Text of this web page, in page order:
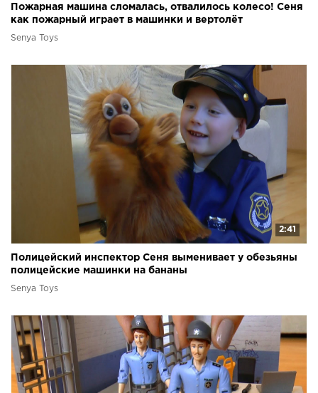
Пожарная машина сломалась, отвалилось колесо! Сеня
как пожарный играет в машинки и вертолёт
Senya Toys
2:41
Полицейский инспектор Сеня выменивает у обезьяны
полицейские машинки на бананы
Senya Toys